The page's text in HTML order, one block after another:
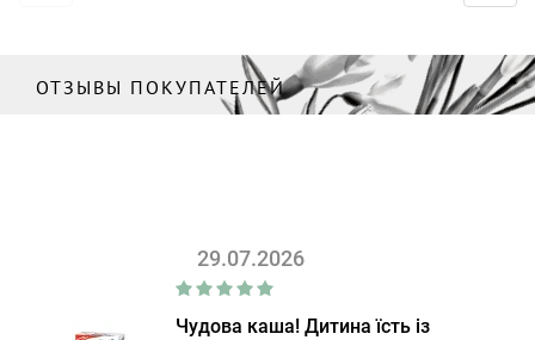
ОТЗЫВЫ ПОКУПАТЕЛЕЙ
29.07.2026
Чудова каша! Дитина їсть із